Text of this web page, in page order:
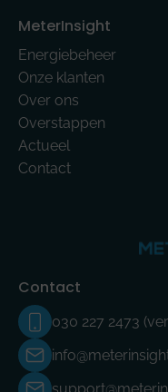
MeterInsight
Energiebeheer
Onze klanten
Over ons
Overstappen
Actueel
Contact
Contact
030 227 2473